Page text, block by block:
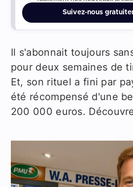
Suivez-nous
Il s'abonnait toujours
pour deux semaines de
Et, son rituel a fini par
été récompensé d'une
200 000 euros.